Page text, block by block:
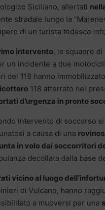
Siciliano, allertati
stradale lungo la
di un turista tedesco
intervento, le squadre
un incidente a due
del 118 hanno
118 atterrato nei
d’urgenza in pronto
intervento di soccorso
a causa di una
in volo dai soccorritori
decollata dalla base
vicino al luogo
di Vulcano, hanno
a muoversi per una